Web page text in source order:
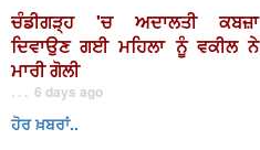
ਚੰਡੀਗੜ੍ਹ 'ਚ ਅਦਾਲਤੀ ਕਬਜ਼ਾ
ਦਿਵਾਉਣ ਗਈ ਮਹਿਲਾ ਨੂੰ ਵਕੀਲ ਨੇ
ਮਾਰੀ ਗੋਲੀ
. . . 6 days ago
ਹੋਰ ਖ਼ਬਰਾਂ..